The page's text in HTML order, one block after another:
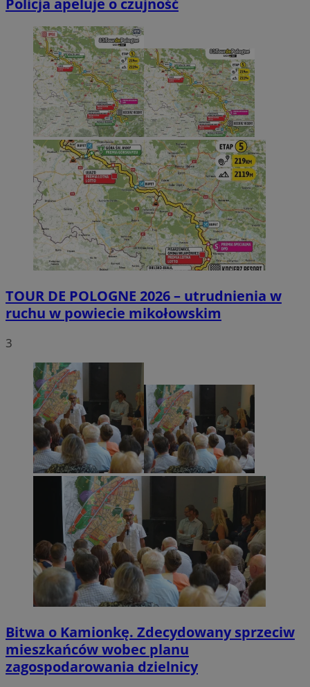
Policja apeluje o czujność
TOUR DE POLOGNE 2026 – utrudnienia w
ruchu w powiecie mikołowskim
3
Bitwa o Kamionkę. Zdecydowany sprzeciw
mieszkańców wobec planu
zagospodarowania dzielnicy